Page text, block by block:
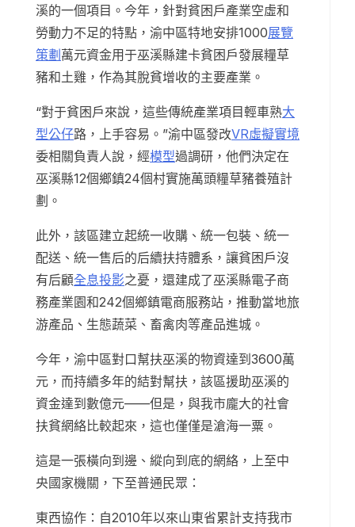
溪的一個項目。今年，針對貧困戶產業空虛和
勞動力不足的特點，渝中區特地安排1000展覽
策劃 萬元資金用于巫溪縣建卡貧困戶發展糧草
豬和土雞，作為其脫貧增收的主要產業。
“對于貧困戶來說，這些傳統產業項目輕車熟大
型公仔路，上手容易。”渝中區發改VR虛擬實境
委相關負責人說，經模型過調研，他們決定在
巫溪縣12個鄉鎮24個村實施萬頭糧草豬養殖計
劃。
此外，該區建立起統一收購、統一包裝、統一
配送、統一售后的后續扶持體系，讓貧困戶沒
有后顧全息投影之憂，還建成了巫溪縣電子商
務產業園和242個鄉鎮電商服務站，推動當地旅
游產品、生態蔬菜、畜禽肉等產品進城。
今年，渝中區對口幫扶巫溪的物資達到3600萬
元，而持續多年的結對幫扶，該區援助巫溪的
資金達到數億元——但是，與我市龐大的社會
扶貧網絡比較起來，這也僅僅是滄海一粟。
這是一張橫向到邊、縱向到底的網絡，上至中
央國家機關，下至普通民眾：
東西協作：自2010年以來山東省累計支持我市